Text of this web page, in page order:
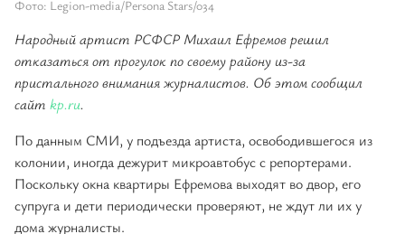
Фото: Legion-media/Persona Stars/034
Народный артист РСФСР Михаил Ефремов решил
отказаться от прогулок по своему району из-за
пристального внимания журналистов. Об этом сообщил
сайт kp.ru.
По данным СМИ, у подъезда артиста, освободившегося из
колонии, иногда дежурит микроавтобус с репортерами.
Поскольку окна квартиры Ефремова выходят во двор, его
супруга и дети периодически проверяют, не ждут ли их у
дома журналисты.